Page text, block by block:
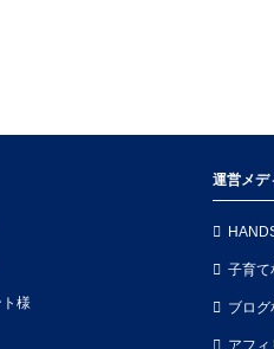
様
運営メデ
子育て
ブロ